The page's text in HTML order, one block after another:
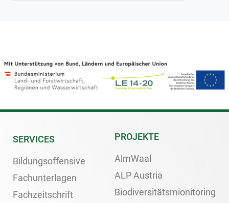
SERVICES
Bildungsoffensive
Fachunterlagen
Fachzeitschrift
PROJEKTE
AlmWaal
ALP Austria
Biodiversitätsmionitoring